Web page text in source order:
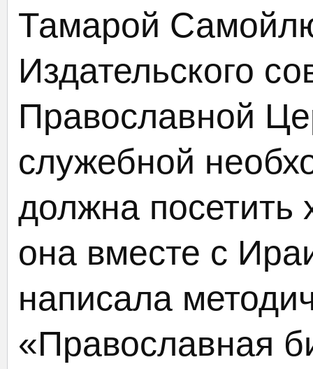
Тамарой
Издательского
Православной
служебной
должна
она вместе с
написала
«Православная